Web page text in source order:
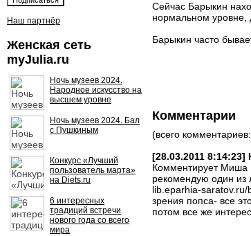
Наш партнёр
Женская сеть
myJulia.ru
Ночь музеев 2024.
Народное искусство на
высшем уровне
Ночь музеев 2024. Бал
с Пушкиным
Конкурс «Лучший
пользователь марта»
на Diets.ru
6 интересных
традиций встречи
нового года со всего
мира
Сейчас Барыкин
нормальном уровне,
Барыкин часто
Комментарии
(всего
[28.03.2011 8:14:23]
Комментирует Миша
рекомендую один из
lib.eparhia-saratov.ru/
зрения попса- все
потом все же